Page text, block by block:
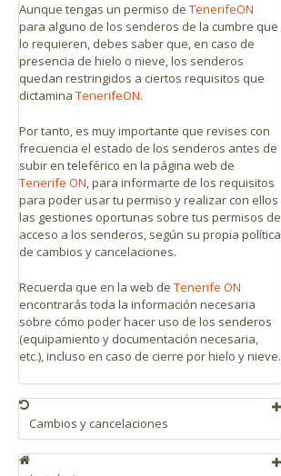
Aunque tengas un permiso de TenerifeON
para alguno de los senderos de la cumbre que
lo requieren, debes saber que, en caso de
presencia de hielo o nieve, los senderos
quedan restringidos a ciertos requisitos que
dictamina TenerifeON.
Por tanto, es muy importante que revises con
frecuencia el estado de los senderos antes de
subir en teleférico en la página web de
Tenerife ON, para informarte de los requisitos
para poder usar tu permiso y realizar con ellos
las gestiones oportunas sobre tus permisos de
acceso a los senderos, según su propia política
de cambios y cancelaciones.
Recuerda que en la web de Tenerife ON
encontrarás toda la información necesaria
sobre cómo poder hacer uso de los senderos
(equipamiento y documentación necesaria,
etc.), incluso en caso de cierre por hielo y nieve.
Cambios y cancelaciones
plazo máximo de 1 año. Se podrá modificar